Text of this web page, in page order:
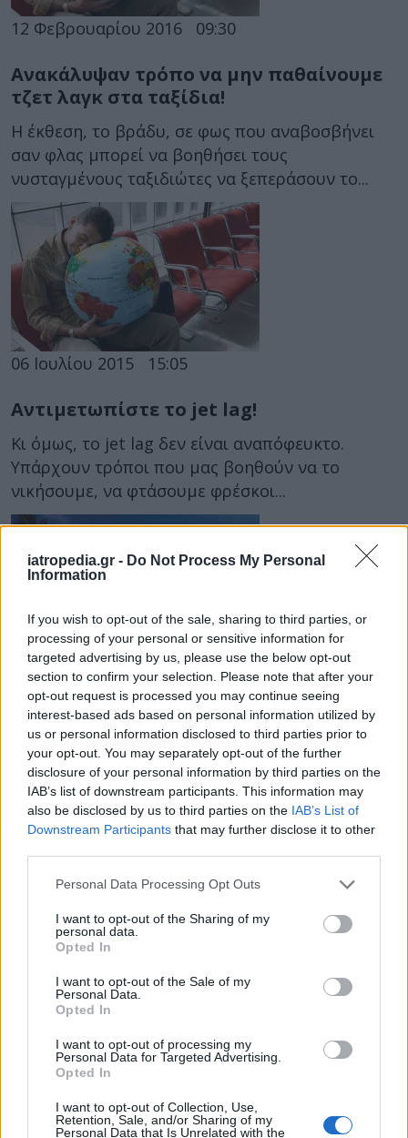
iatropedia.gr - Do Not Process My Personal
Information
If you wish to opt-out of the sale, sharing to third parties, or
processing of your personal or sensitive information for
targeted advertising by us, please use the below opt-out
section to confirm your selection. Please note that after your
opt-out request is processed you may continue seeing
interest-based ads based on personal information utilized by
us or personal information disclosed to third parties prior to
your opt-out. You may separately opt-out of the further
disclosure of your personal information by third parties on the
IAB’s list of downstream participants. This information may
also be disclosed by us to third parties on the IAB’s List of
Downstream Participants that may further disclose it to other
Personal Data Processing Opt Outs
I want to opt-out of the Sharing of my
personal data.
Opted In
I want to opt-out of the Sale of my
Personal Data.
Opted In
I want to opt-out of processing my
Personal Data for Targeted Advertising.
Opted In
I want to opt-out of Collection, Use,
Retention, Sale, and/or Sharing of my
Personal Data that Is Unrelated with the
12 Φεβρουαρίου 2016 09:30
Ανακάλυψαν τρόπο να μην παθαίνουμε
τζετ λαγκ στα ταξίδια!
Η έκθεση, το βράδυ, σε φως που αναβοσβήνει
σαν φλας μπορεί να βοηθήσει τους
νυσταγμένους ταξιδιώτες να ξεπεράσουν το...
06 Ιουλίου 2015 15:05
Αντιμετωπίστε το jet lag!
Κι όμως, το jet lag δεν είναι αναπόφευκτο.
Υπάρχουν τρόποι που μας βοηθούν να το
νικήσουμε, να φτάσουμε φρέσκοι...
31 Μαρτίου 2015 11:35
Τι κινδύνους »κρύβουν» τα ταξίδια σε
τροπικά μέρη;
''Τα μάτια τους δεκατέσσερα'' θα πρέπει να
έχουν όσοι προγραμματίζουν διακοπές ή
ταξίδια σε τροπικούς παραδείσους ενόψει
16 Δεκεμβρίου 2014 09:00
Ταξίδι στο εξωτερικό: Τι να προσέξω
για να μην αρρωστήσω!